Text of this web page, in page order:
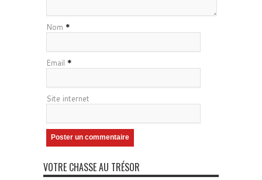
Nom *
Email *
Site internet
VOTRE CHASSE AU TRÉSOR